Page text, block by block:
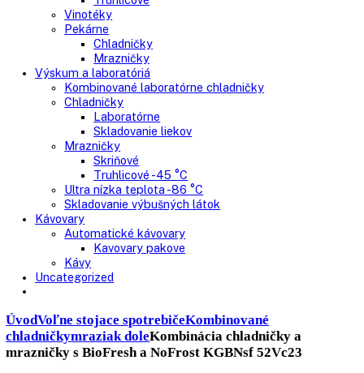
Truhlicové mrazničky
Chladnie nápojov
Skriňové
Truhlicové
Vinotéky
Pekárne
Chladničky
Mrazničky
Výskum a laboratóriá
Kombinované laboratórne chladničky
Chladničky
Laboratórne
Mrazničky
Truhlicové -45 °C
Ultra nízka teplota -86 °C
Skladovanie výbušných látok
Kávovary